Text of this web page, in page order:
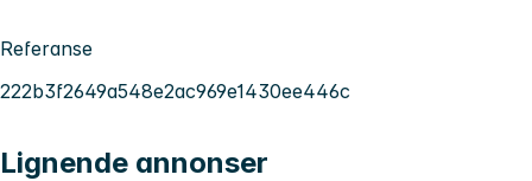
Referanse
222b3f2649a548e2ac969e1430ee446c
Lignende annonser